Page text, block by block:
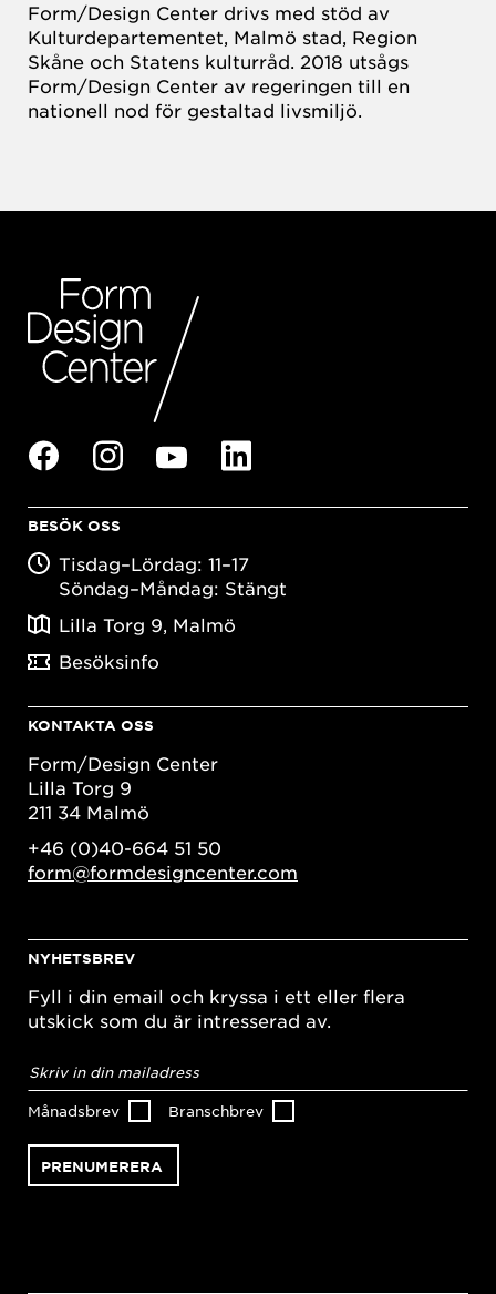
Form/Design Center drivs med stöd av
Kulturdepartementet, Malmö stad, Region
Skåne och Statens kulturråd. 2018 utsågs
Form/Design Center av regeringen till en
nationell nod för gestaltad livsmiljö.
BESÖK OSS
Tisdag–Lördag: 11–17
Söndag–Måndag: Stängt
Lilla Torg 9, Malmö
Besöksinfo
KONTAKTA OSS
Form/Design Center
Lilla Torg 9
211 34 Malmö
+46 (0)40-664 51 50
form@formdesigncenter.com
NYHETSBREV
Fyll i din email och kryssa i ett eller flera
utskick som du är intresserad av.
postadress*
Månadsbrev Branschbrev